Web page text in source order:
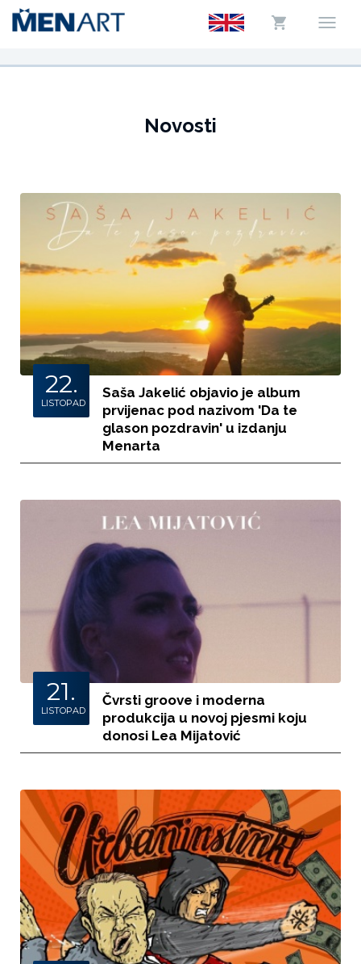
Novosti
22.
LISTOPAD
Saša Jakelić objavio je album
prvijenac pod nazivom 'Da te
glason pozdravin' u izdanju
Menarta
21.
LISTOPAD
Čvrsti groove i moderna
produkcija u novoj pjesmi koju
donosi Lea Mijatović